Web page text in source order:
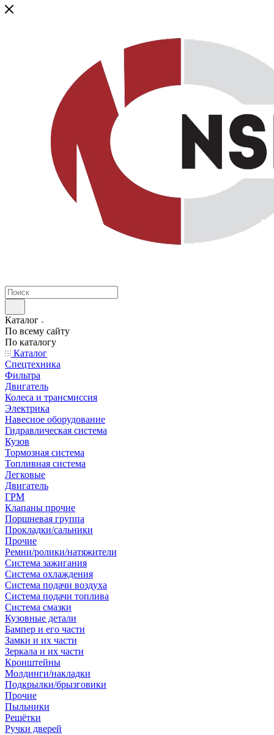
Каталог
По всему сайту
По каталогу
Каталог
Спецтехника
Фильтра
Двигатель
Колеса и трансмиссия
Электрика
Навесное оборудование
Гидравлическая система
Кузов
Тормозная система
Топливная система
Легковые
Двигатель
ГРМ
Клапаны прочие
Поршневая группа
Прокладки/сальники
Прочие
Ремни/ролики/натяжители
Система зажигания
Система охлаждения
Система подачи воздуха
Система подачи топлива
Система смазки
Кузовные детали
Бампер и его части
Замки и их части
Зеркала и их части
Кронштейны
Молдинги/накладки
Подкрылки/брызговики
Прочие
Пыльники
Решётки
Ручки дверей